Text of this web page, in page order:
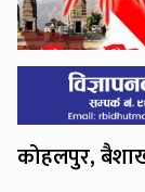
कोहलपुर,